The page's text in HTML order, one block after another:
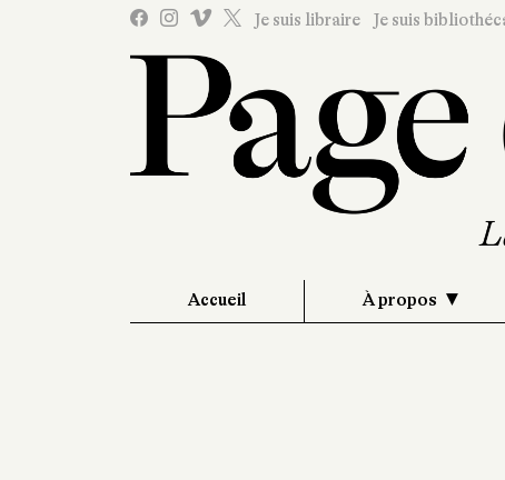
Je suis libraire Je suis
Accueil À propos